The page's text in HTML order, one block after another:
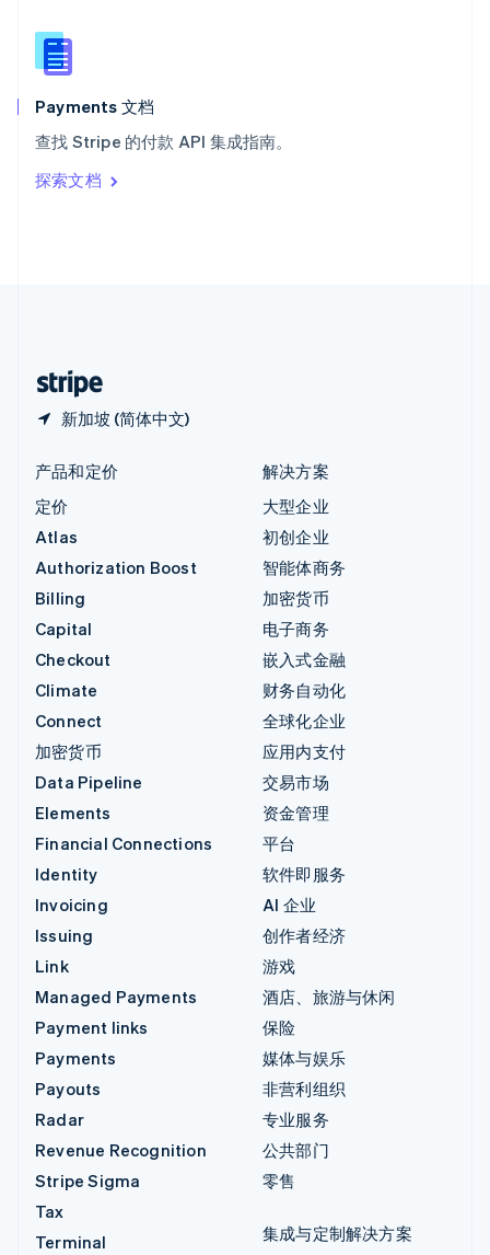
Payments 文档
查找 Stripe 的付款 API 集成指南。
探索文档
新加坡 (简体中文)
新西兰
English
匈牙利
English
ItalianoEnglish
印度
English
产品和定价
定价
Atlas
Authorization Boost
Billing
Capital
Checkout
Climate
Connect
加密货币
Data Pipeline
Elements
Financial Connections
Identity
Invoicing
Issuing
Link
Managed Payments
Payment links
Payments
Payouts
Radar
Revenue Recognition
Stripe Sigma
Tax
Terminal
解决方案
大型企业
初创企业
智能体商务
加密货币
电子商务
嵌入式金融
财务自动化
全球化企业
应用内支付
交易市场
资金管理
平台
软件即服务
AI 企业
创作者经济
游戏
酒店、旅游与休闲
保险
媒体与娱乐
非营利组织
专业服务
公共部门
零售
集成与定制解决方案